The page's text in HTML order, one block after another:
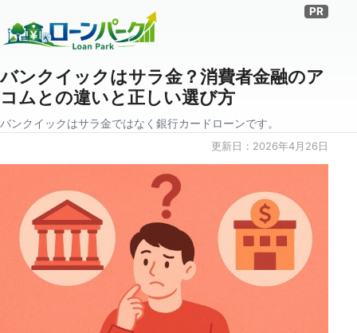
バンクイックはサラ金？消費者金融のア
コムとの違いと正しい選び方
バンクイックはサラ金ではなく銀行カードローンです。
更新日： 2026年4月26日